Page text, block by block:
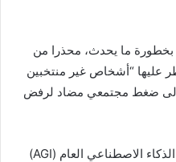
بخطورة ما يحدث، محذرا من
عليها “أشخاص غير منتخبين
إلى ضغط مجتمعي مضاد لرفض
وكان هينتون يعتقد أن الوصول إلى الذكاء الاصطناعي العام (AGI)